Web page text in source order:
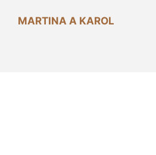
MARTINA A KAROL